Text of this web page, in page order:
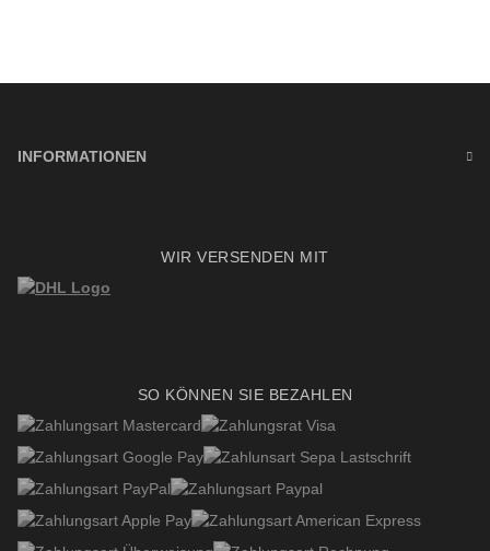
INFORMATIONEN
WIR VERSENDEN MIT
SO KÖNNEN SIE BEZAHLEN